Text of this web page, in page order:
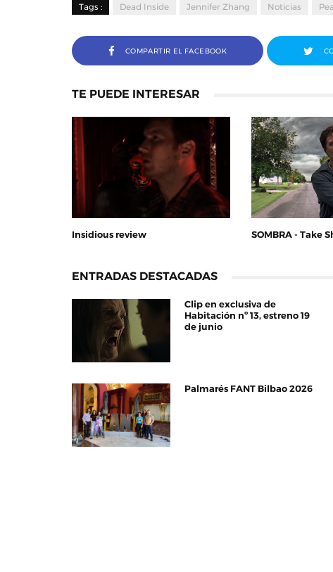
Tags : Dead Inside Jennifer Zhang Noticias
COMPARTIR EL FACEBOOK
TE PUEDE INTERESAR
Insidious review SOMBRA - Take
ENTRADAS DESTACADAS
Clip en exclusiva de
Habitación nº 13, estreno 19
de junio
Palmarés FANT Bilbao 2026